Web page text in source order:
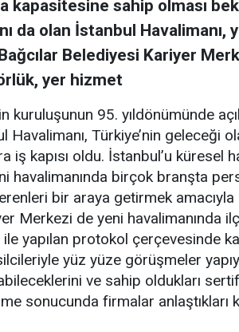
kapasitesine sahip olması
da olan İstanbul Havalimanı,
Belediyesi Kariyer
yer hizmet
kuruluşunun 95. yıldönümünde
Havalimanı, Türkiye’nin geleceği
kapısı oldu. İstanbul’u küresel
havalimanında birçok branşta
bir araya getirmek amacıyla
Merkezi de yeni havalimanında
yapılan protokol çerçevesinde
yüz yüze görüşmeler
ve sahip oldukları
sonucunda firmalar anlaştıkları